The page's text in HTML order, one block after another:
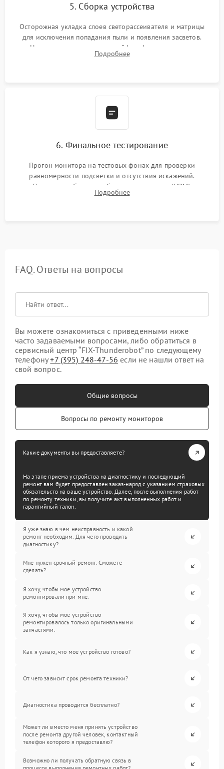
5. Сборка устройства
Осторожная укладка слоев светорассеивателя и матрицы
для исключения попадания пыли и появления засветов.
Надежное подключение шлейфов, фиксация плат и
аккуратное защелкивание пластикового корпуса монитора.
Подробнее
6. Финальное тестирование
Прогон монитора на тестовых фонах для проверки
равномерности подсветки и отсутствия искажений.
Проверка работоспособности всех портов (HDMI,
DisplayPort, VGA) и кнопок управления под нагрузкой в
Подробнее
FAQ. Ответы на вопросы
Вы можете ознакомиться с приведенными ниже
часто задаваемыми вопросами, либо обратиться в
сервисный центр “FIX-Thunderobot” по следующему
телефону+7 (395) 248-47-56 если не нашли ответ на
свой вопрос.
Общие вопросы
Вопросы по ремонту мониторов
Какие документы вы предоставляете?
На этапе приема устройства на диагностику и последующий
ремонт вам будет предоставлен заказ-наряд с указанием страховых
обязательств на ваше устройство. Далее, после выполнения работ
по ремонту техники, вы получите акт выполненных работ и
гарантийный талон.
Я уже знаю в чем неисправность и какой
ремонт необходим. Для чего проводить
диагностику?
Мне нужен срочный ремонт. Сможете
сделать?
Я хочу, чтобы мое устройство
ремонтировали при мне.
Я хочу, чтобы мое устройство
ремонтировалось только оригинальными
запчастями.
Как я узнаю, что мое устройство готово?
От чего зависит срок ремонта техники?
Диагностика проводится бесплатно?
Может ли вместо меня принять устройство
после ремонта другой человек, контактный
телефон которого я предоставлю?
Возможно ли получать обратную связь в